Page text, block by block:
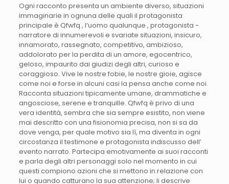
Ogni racconto presenta un ambiente diverso, situazioni
immaginarie in ognuna delle quali il protagonista
principale è Qfwfq , l’uomo qualunque , protagonista -
narratore di innumerevoli e svariate situazioni, insicuro,
innamorato, rassegnato, competitivo, ambizioso,
addolorato per la perdita di un amore, egocentrico,
geloso, impaurito dai giudizi degli altri, curioso e
coraggioso. Vive le nostre fobie, le nostre gioie, agisce
come noi e forse in alcuni casi la pensa anche come noi.
Racconta situazioni tipicamente umane, drammatiche e
angosciose, serene e tranquille. Qfwfq è privo di una
vera identità, sembra che sia sempre esistito, non viene
mai descritto con una fisionomia precisa, non si sa da
dove venga, per quale motivo sia lì, ma diventa in ogni
circostanza il testimone e protagonista indiscusso dell’
evento narrato. Partecipa emotivamente ai suoi racconti
e parla degli altri personaggi solo nel momento in cui
questi compiono azioni che si mettono in relazione con
lui o quando catturano la sua attenzione; li descrive